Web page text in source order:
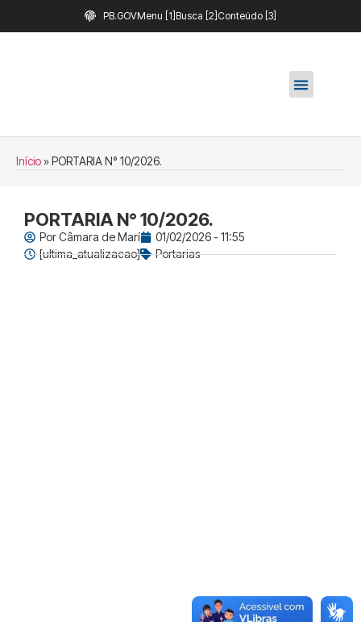
PB.GOVMenu [1] Busca [2] Conteúdo [3]
Início» PORTARIA N° 10/2026.
PORTARIA N° 10/2026.
PorCâmara de Marí
01/02/2026 - 11:55
[ultima_atualizacao]
Portarias